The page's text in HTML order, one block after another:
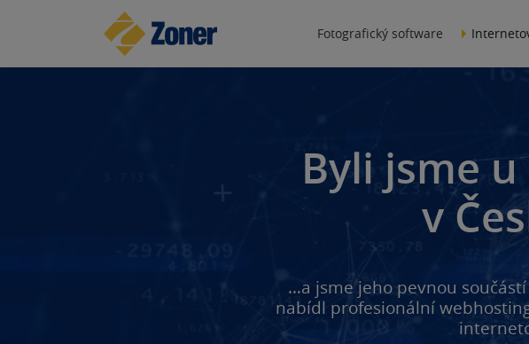
Fotografický software
Byli jsme
v
…a jsme jeho pevnou
nabídl profesionální